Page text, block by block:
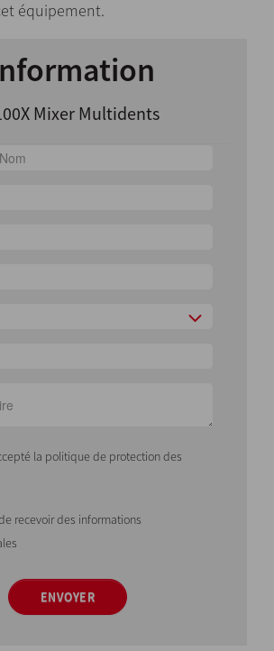
équipement.
Mixer Multidents
la politique de protection des
recevoir des informations
ENVOYER